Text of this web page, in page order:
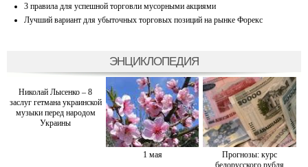
3 правила для успешной торговли мусорными акциями
Лучший вариант для убыточных торговых позиций на рынке Форекс
ЭНЦИКЛОПЕДИЯ
Николай Лысенко – 8
заслуг гетмана украинской
музыки перед народом
Украины
1 мая
Прогнозы: курс
белорусского рубля